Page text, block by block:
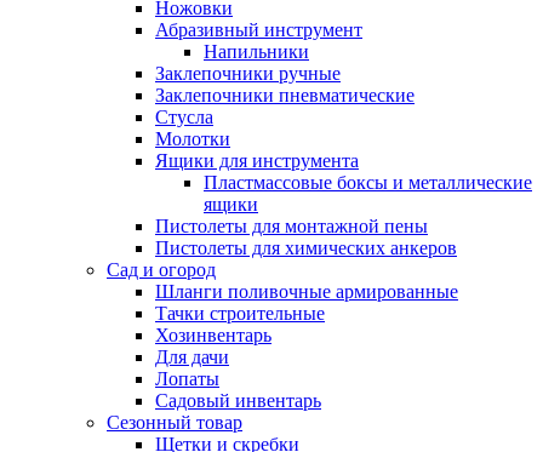
Ножовки
Абразивный инструмент
Напильники
Заклепочники ручные
Заклепочники пневматические
Стусла
Молотки
Ящики для инструмента
Пластмассовые боксы и металлические
ящики
Пистолеты для монтажной пены
Пистолеты для химических анкеров
Сад и огород
Шланги поливочные армированные
Тачки строительные
Хозинвентарь
Для дачи
Лопаты
Садовый инвентарь
Сезонный товар
Щетки и скребки